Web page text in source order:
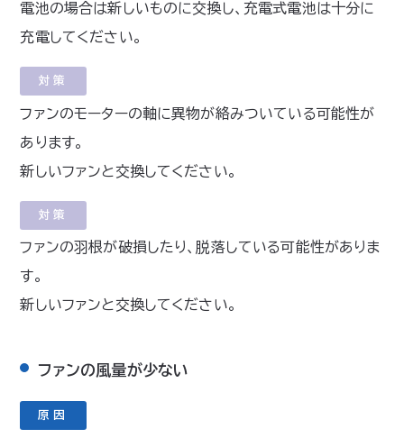
電池の場合は新しいものに交換し、充電式電池は十分に
充電してください。
対策
ファンのモーターの軸に異物が絡みついている可能性が
あります。
新しいファンと交換してください。
対策
ファンの羽根が破損したり、脱落している可能性がありま
す。
新しいファンと交換してください。
ファンの風量が少ない
原因